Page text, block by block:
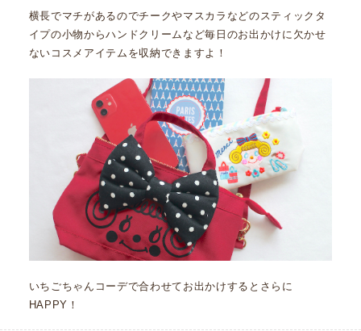
横長でマチがあるのでチークやマスカラなどのスティックタ
イプの小物からハンドクリームなど毎日のお出かけに欠かせ
ないコスメアイテムを収納できますよ！
いちごちゃんコーデで合わせてお出かけするとさらに
HAPPY！